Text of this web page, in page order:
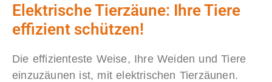
Elektrische Tierzäune: Ihre Tiere
effizient schützen!
Die effizienteste Weise, Ihre Weiden und Tiere
einzuzäunen ist, mit elektrischen Tierzäunen.